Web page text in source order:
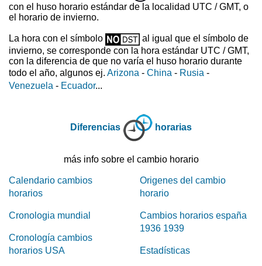
con el huso horario estándar de la localidad UTC / GMT, o
el horario de invierno.
La hora con el símbolo
al igual que el símbolo de
invierno, se corresponde con la hora estándar UTC / GMT,
con la diferencia de que no varía el huso horario durante
todo el año, algunos ej. Arizona - China - Rusia -
Venezuela - Ecuador...
Diferencias horarias
más info sobre el cambio horario
Calendario cambios
horarios
Cronologia mundial
Cronología cambios
horarios USA
Origenes del cambio
horario
Cambios horarios españa
1936 1939
Estadísticas